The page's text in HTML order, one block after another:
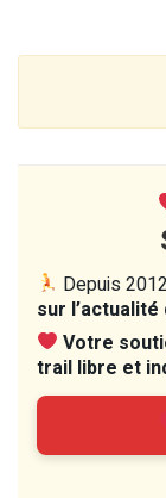
Depuis
sur
Votre
trail libre et